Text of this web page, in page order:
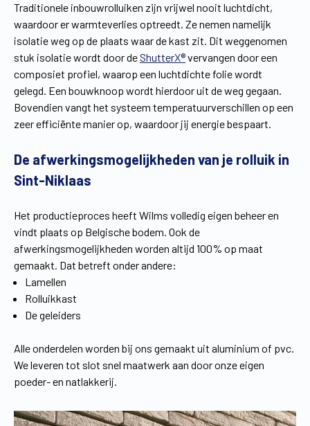
Traditionele inbouwrolluiken zijn vrijwel nooit luchtdicht,
waardoor er warmteverlies optreedt. Ze nemen namelijk
isolatie weg op de plaats waar de kast zit. Dit weggenomen
stuk isolatie wordt door deShutterX®vervangen door een
composiet profiel, waarop een luchtdichte folie wordt
gelegd. Een bouwknoop wordt hierdoor uit de weg gegaan.
Bovendien vangt het systeem temperatuurverschillen op een
zeer efficiënte manier op, waardoor jij energie bespaart.
De afwerkingsmogelijkheden van je rolluik in
Sint-Niklaas
Het productieproces heeft Wilms volledig eigen beheer en
vindt plaats op Belgische bodem. Ook de
afwerkingsmogelijkheden worden altijd 100% op maat
gemaakt. Dat betreft onder andere:
Lamellen
Rolluikkast
De geleiders
Alle onderdelen worden bij ons gemaakt uit aluminium of pvc.
We leveren tot slot snel maatwerk aan door onze eigen
poeder- en natlakkerij.